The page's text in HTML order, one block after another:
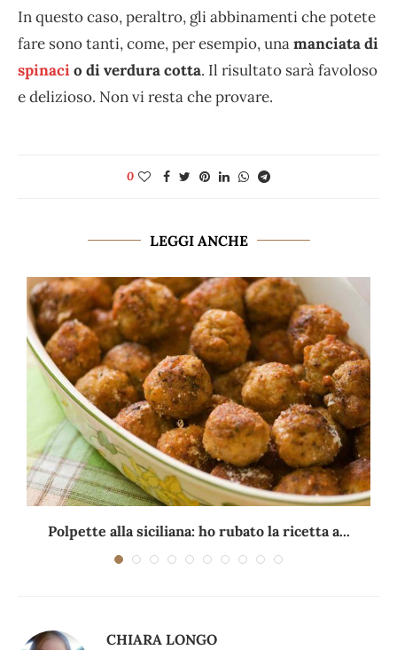
In questo caso, peraltro, gli abbinamenti che potete
fare sono tanti, come, per esempio, unamanciata di
spinacio di verdura cotta. Il risultato sarà favoloso
e delizioso. Non vi resta che provare.
0
LEGGI ANCHE
Polpette alla siciliana: ho rubato la ricetta a...
CHIARA LONGO